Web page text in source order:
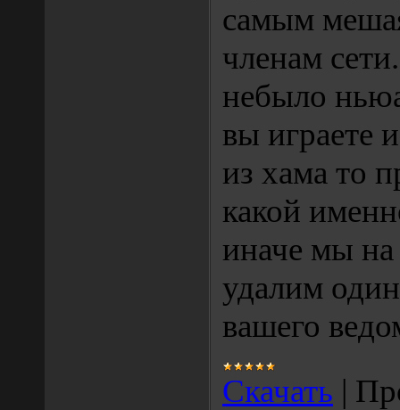
самым
членам
небыло
вы играете
из хама то
какой
иначе мы
удалим
вашего
Скачать |